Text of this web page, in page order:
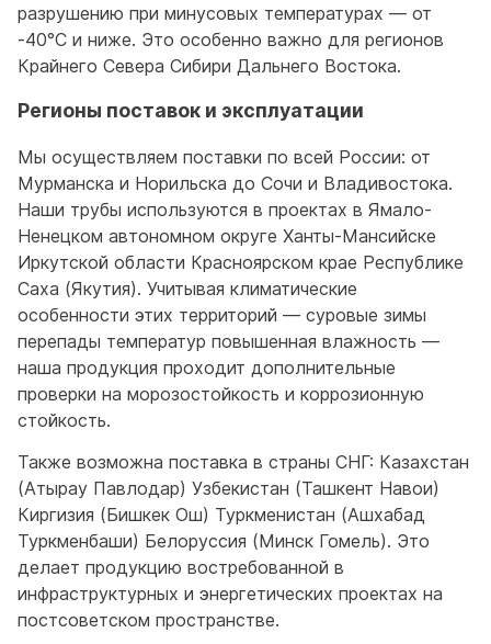
разрушению при минусовых температурах — от
-40°C и ниже. Это особенно важно для регионов
Крайнего Севера Сибири Дальнего Востока.
Регионы поставок и эксплуатации
Мы осуществляем поставки по всей России: от
Мурманска и Норильска до Сочи и Владивостока.
Наши трубы используются в проектах в Ямало-
Ненецком автономном округе Ханты-Мансийске
Иркутской области Красноярском крае Республике
Саха (Якутия). Учитывая климатические
особенности этих территорий — суровые зимы
перепады температур повышенная влажность —
наша продукция проходит дополнительные
проверки на морозостойкость и коррозионную
стойкость.
Также возможна поставка в страны СНГ: Казахстан
(Атырау Павлодар) Узбекистан (Ташкент Навои)
Киргизия (Бишкек Ош) Туркменистан (Ашхабад
Туркменбаши) Белоруссия (Минск Гомель). Это
делает продукцию востребованной в
инфраструктурных и энергетических проектах на
постсоветском пространстве.